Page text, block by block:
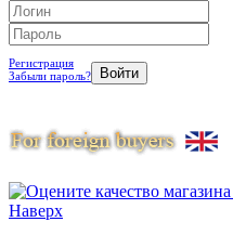
Регистрация
Забыли пароль?
Наверх